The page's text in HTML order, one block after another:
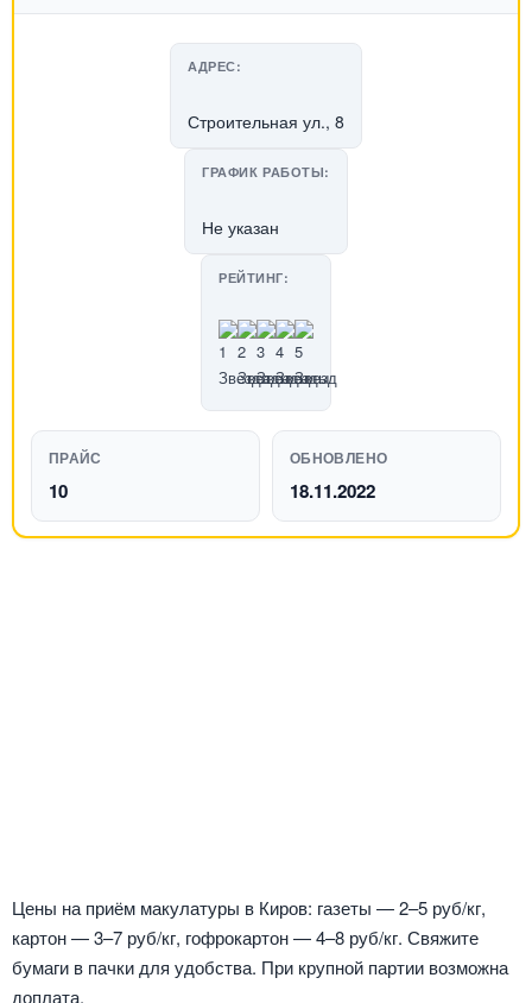
АДРЕС:
Строительная ул., 8
ГРАФИК РАБОТЫ:
Не указан
РЕЙТИНГ:
ПРАЙС
10
ОБНОВЛЕНО
18.11.2022
Цены на приём макулатуры в Киров: газеты — 2–5 руб/кг,
картон — 3–7 руб/кг, гофрокартон — 4–8 руб/кг. Свяжите
бумаги в пачки для удобства. При крупной партии возможна
доплата.